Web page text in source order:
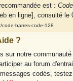
est :
en ligne], consulté le
code-barres-code-128
?
sur notre communauté
au forum
codés,